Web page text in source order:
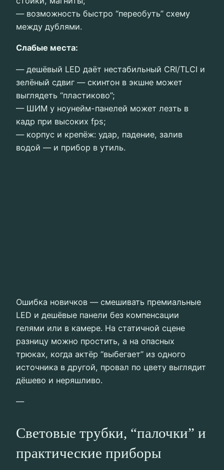
— возможность быстро “переобуть” схему
между дублями.
Слабые места:
— дешёвый LED даёт нестабильный CRI/TLCI и
зелёный сдвиг — скинтон в экшне может
выглядеть “пластиково”;
— ШИМ у ноунейм-панелей может лезть в
кадр при высоких fps;
— корпус и крепёж: удар, падение, залив
водой — и прибор в утиль.
Ошибка новичков — смешивать премиальные
LED и дешёвые панели без компенсации
гелями или в камере. На статичной сцене
разницу можно простить, а на опасных
трюках, когда актёр “выбегает” из одного
источника в другой, провал по цвету выглядит
дёшево и неряшливо.
—
Световые трубки, “палочки” и
практические приборы